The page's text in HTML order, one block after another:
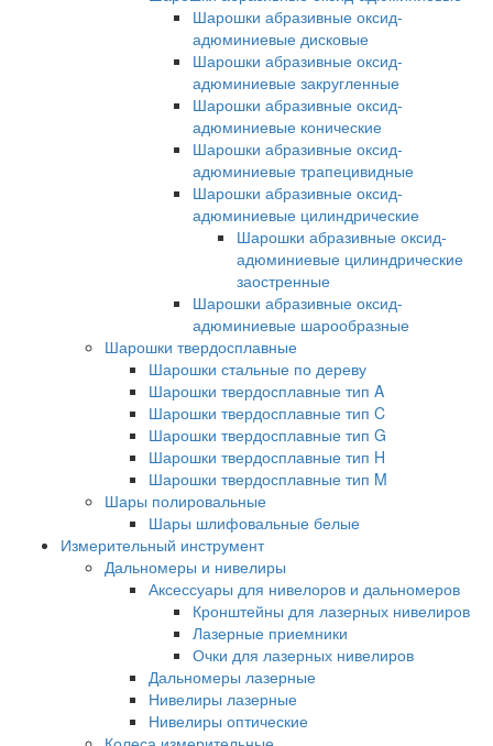
Шарошки абразивные оксид-
адюминиевые дисковые
Шарошки абразивные оксид-
адюминиевые закругленные
Шарошки абразивные оксид-
адюминиевые конические
Шарошки абразивные оксид-
адюминиевые трапецивидные
Шарошки абразивные оксид-
адюминиевые цилиндрические
Шарошки абразивные оксид-
адюминиевые цилиндрические
заостренные
Шарошки абразивные оксид-
адюминиевые шарообразные
Шарошки твердосплавные
Шарошки стальные по дереву
Шарошки твердосплавные тип A
Шарошки твердосплавные тип C
Шарошки твердосплавные тип G
Шарошки твердосплавные тип H
Шарошки твердосплавные тип M
Шары полировальные
Шары шлифовальные белые
Измерительный инструмент
Дальномеры и нивелиры
Аксессуары для нивелоров и дальномеров
Кронштейны для лазерных нивелиров
Лазерные приемники
Очки для лазерных нивелиров
Дальномеры лазерные
Нивелиры лазерные
Нивелиры оптические